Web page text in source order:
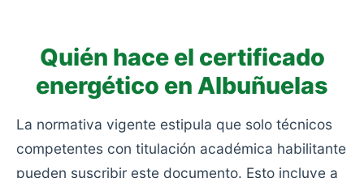
Quién hace el certificado
energético en Albuñuelas
La normativa vigente estipula que solo técnicos
competentes con titulación académica habilitante
pueden suscribir este documento. Esto incluye a